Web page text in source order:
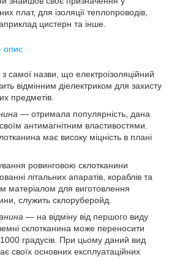
плат, для ізоляції теплопроводів,
цистерн та інше.
самої назви, що електроізоляційний
відмінним діелектриком для захисту
предметів.
— отримала популярність, дана
антимагнітним властивостями.
має високу міцність в плані
ровинговою склотканини
літальних апаратів, кораблів та
матеріалом для виготовлення
служить склоруберойд.
— на відміну від першого виду
склотканина може переносити
градусів. При цьому даний вид
своїх основних експлуатаційних